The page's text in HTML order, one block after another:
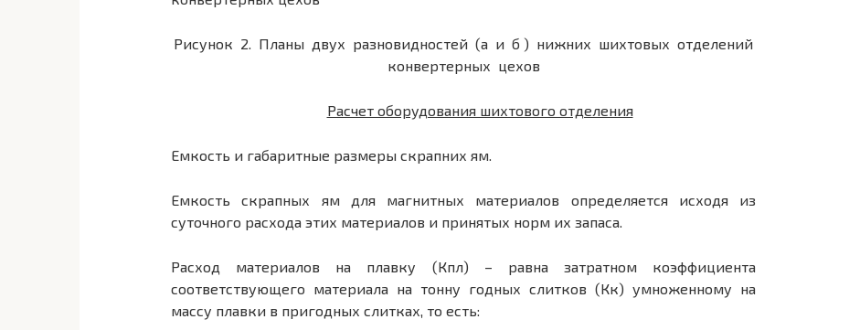
Рисунок 2. Планы двух разновидностей (а и б ) нижних шихтовых отделений
конвертерных цехов
Расчет оборудования шихтового отделения
Емкость и габаритные размеры скрапних ям.
Емкость скрапных ям для магнитных материалов определяется исходя из
суточного расхода этих материалов и принятых норм их запаса.
Расход материалов на плавку (Кпл) – равна затратном коэффициента
соответствующего материала на тонну годных слитков (Кк) умноженному на
массу плавки в пригодных слитках, то есть: